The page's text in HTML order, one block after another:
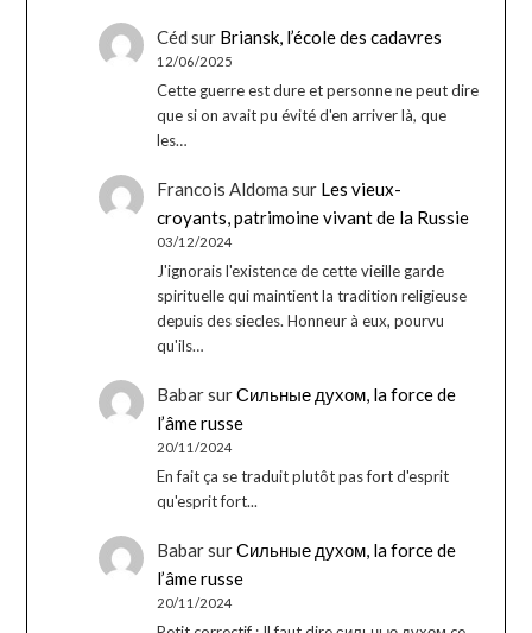
Céd sur Briansk, l’école des cadavres
12/06/2025
Cette guerre est dure et personne ne peut dire
que si on avait pu évité d'en arriver là, que
les…
Francois Aldoma sur Les vieux-
croyants, patrimoine vivant de la Russie
03/12/2024
J'ignorais l'existence de cette vieille garde
spirituelle qui maintient la tradition religieuse
depuis des siecles. Honneur à eux, pourvu
qu'ils…
BabarsurСильные духом, la force de
l’âme russe
20/11/2024
En fait ça se traduit plutôt pas fort d'esprit
qu'esprit fort...
BabarsurСильные духом, la force de
l’âme russe
20/11/2024